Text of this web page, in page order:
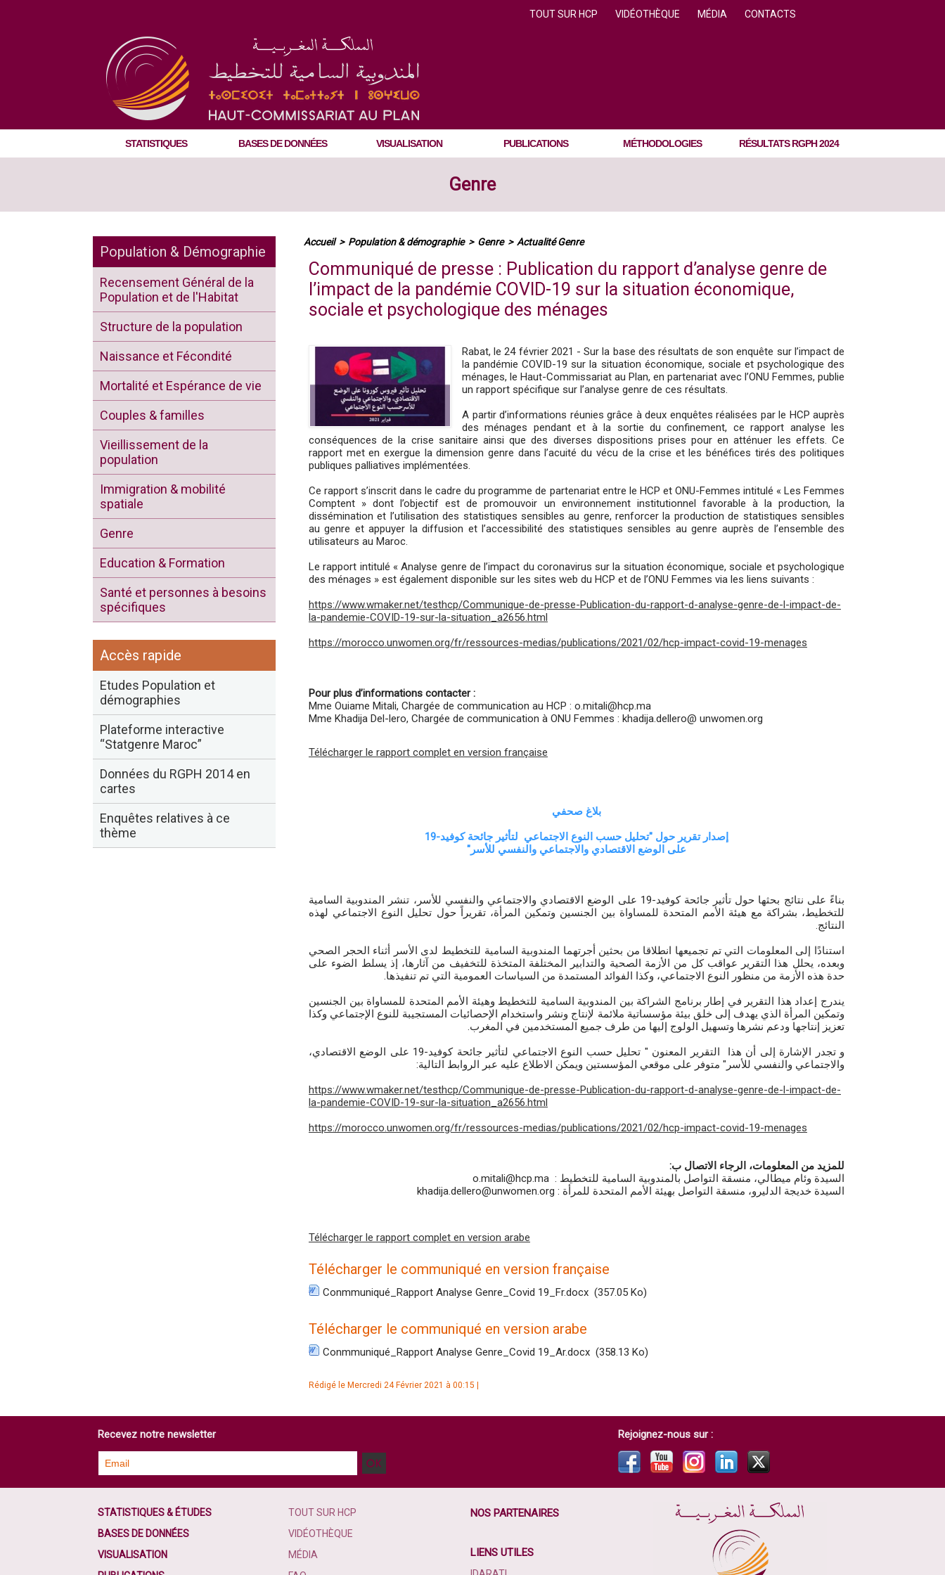
TOUT SUR HCP VIDÉOTHÈQUE MÉDIA CONTACTS
STATISTIQUES BASES DE DONNÉES VISUALISATION PUBLICATIONS MÉTHODOLOGIES RÉSULTATS RGPH 2024
Genre
Population & Démographie
Recensement Général de la
Population et de l'Habitat
Structure de la population
Naissance et Fécondité
Mortalité et Espérance de vie
Couples & familles
Vieillissement de la
population
Immigration & mobilité
spatiale
Genre
Education & Formation
Santé et personnes à besoins
spécifiques
Accès rapide
Etudes Population et
démographies
Plateforme interactive
“Statgenre Maroc”
Données du RGPH 2014 en
cartes
Enquêtes relatives à ce
thème
Accueil > Population & démographie > Genre > Actualité Genre
Communiqué de presse : Publication du rapport d’analyse genre de
l’impact de la pandémie COVID-19 sur la situation économique,
sociale et psychologique des ménages
Rabat, le 24 février 2021 - Sur la base des résultats de son enquête sur l’impact de
la pandémie COVID-19 sur la situation économique, sociale et psychologique des
ménages, le Haut-Commissariat au Plan, en partenariat avec l’ONU Femmes, publie
un rapport spécifique sur l’analyse genre de ces résultats.
A partir d’informations réunies grâce à deux enquêtes réalisées par le HCP auprès
des ménages pendant et à la sortie du confinement, ce rapport analyse les
conséquences de la crise sanitaire ainsi que des diverses dispositions prises pour en atténuer les effets. Ce
rapport met en exergue la dimension genre dans l’acuité du vécu de la crise et les bénéfices tirés des politiques
publiques palliatives implémentées.
Ce rapport s’inscrit dans le cadre du programme de partenariat entre le HCP et ONU-Femmes intitulé « Les Femmes
Comptent » dont l’objectif est de promouvoir un environnement institutionnel favorable à la production, la
dissémination et l’utilisation des statistiques sensibles au genre, renforcer la production de statistiques sensibles
au genre et appuyer la diffusion et l’accessibilité des statistiques sensibles au genre auprès de l’ensemble des
utilisateurs au Maroc.
Le rapport intitulé « Analyse genre de l’impact du coronavirus sur la situation économique, sociale et psychologique
des ménages » est également disponible sur les sites web du HCP et de l’ONU Femmes via les liens suivants :
https://www.wmaker.net/testhcp/Communique-de-presse-Publication-du-rapport-d-analyse-genre-de-l-impact-de-
la-pandemie-COVID-19-sur-la-situation_a2656.html
https://morocco.unwomen.org/fr/ressources-medias/publications/2021/02/hcp-impact-covid-19-menages
Pour plus d’informations contacter :
Mme Ouiame Mitali, Chargée de communication au HCP : o.mitali@hcp.ma
Mme Khadija Del-lero, Chargée de communication à ONU Femmes : khadija.dellero@ unwomen.org
Télécharger le rapport complet en version française
بلاغ صحفي
إصدار تقرير حول "تحليل حسب النوع الاجتماعي لتأثير جائحة كوفيد-19
على الوضع الاقتصادي والاجتماعي والنفسي للأسر"
بناءً على نتائج بحثها حول تأثير جائحة كوفيد-19 على الوضع الاقتصادي والاجتماعي والنفسي للأسر، تنشر المندوبية السامية
للتخطيط، بشراكة مع هيئة الأمم المتحدة للمساواة بين الجنسين وتمكين المرأة، تقريراً حول تحليل النوع الاجتماعي لهذه
النتائج.
استنادًا إلى المعلومات التي تم تجميعها انطلاقا من بحثين أجرتهما المندوبية السامية للتخطيط لدى الأسر أثناء الحجر الصحي
وبعده، يحلل هذا التقرير عواقب كل من الأزمة الصحية والتدابير المختلفة المتخذة للتخفيف من آثارها، إذ يسلط الضوء على
حدة هذه الأزمة من منظور النوع الاجتماعي، وكذا الفوائد المستمدة من السياسات العمومية التي تم تنفيذها.
يندرج إعداد هذا التقرير في إطار برنامج الشراكة بين المندوبية السامية للتخطيط وهيئة الأمم المتحدة للمساواة بين الجنسين
وتمكين المرأة الذي يهدف إلى خلق بيئة مؤسساتية ملائمة لإنتاج ونشر واستخدام الإحصائيات المستجيبة للنوع الإجتماعي وكذا
تعزيز إنتاجها ودعم نشرها وتسهيل الولوج إليها من طرف جميع المستخدمين في المغرب.
و تجدر الإشارة إلى أن هذا التقرير المعنون " تحليل حسب النوع الاجتماعي لتأثير جائحة كوفيد-19 على الوضع الاقتصادي،
والاجتماعي والنفسي للأسر" متوفر على موقعي المؤسستين ويمكن الاطلاع عليه عبر الروابط التالية:
https://www.wmaker.net/testhcp/Communique-de-presse-Publication-du-rapport-d-analyse-genre-de-l-impact-de-
la-pandemie-COVID-19-sur-la-situation_a2656.html
https://morocco.unwomen.org/fr/ressources-medias/publications/2021/02/hcp-impact-covid-19-menages
للمزيد من المعلومات، الرجاء الاتصال ب:
السيدة وئام ميطالي، منسقة التواصل بالمندوبية السامية للتخطيط : o.mitali@hcp.ma
السيدة خديجة الدليرو، منسقة التواصل بهيئة الأمم المتحدة للمرأة : khadija.dellero@unwomen.org
Télécharger le rapport complet en version arabe
Télécharger le communiqué en version française
Conmmuniqué_Rapport Analyse Genre_Covid 19_Fr.docx (357.05 Ko)
Télécharger le communiqué en version arabe
Conmmuniqué_Rapport Analyse Genre_Covid 19_Ar.docx (358.13 Ko)
Rédigé le Mercredi 24 Février 2021 à 00:15 |
Recevez notre newsletter Rejoignez-nous sur :
STATISTIQUES & ÉTUDES
BASES DE DONNÉES
VISUALISATION
TOUT SUR HCP
VIDÉOTHÈQUE
MÉDIA
NOS PARTENAIRES
LIENS UTILES